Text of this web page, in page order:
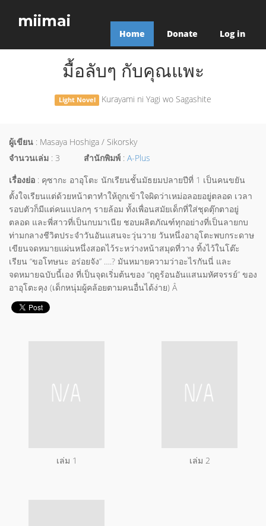
miimai
Home Donate Log in
มื้อลับๆ กับคุณแพะ
Light Novel Kurayami ni Yagi wo Sagashite
ผู้เขียน : Masaya Hoshiga / Sikorsky
จำนวนเล่ม : 3 สำนักพิมพ์ : A-Plus
เรื่องย่อ : คุซากะ อาอุโตะ นักเรียนชั้นมัธยมปลายปีที่ 1 เป็นคนขยัน
ตั้งใจเรียนแต่ด้วยหน้าตาทำให้ถูกเข้าใจผิดว่าเหม่อลอยอยู่ตลอด เวลา
รอบตัวก็มีแต่คนแปลกๆ รายล้อม ทั้งเพื่อนสมัยเด็กที่ใส่ชุดตุ๊กตาอยู่
ตลอด และพี่สาวที่เป็นกบมาเนีย ชอบผลิตภัณฑ์ทุกอย่างที่เป็นลายกบ
ท่ามกลางชีวิตประจำวันอันแสนจะวุ่นวาย วันหนึ่งอาอุโตะพบกระดาษ
เขียนจดหมายแผ่นหนึ่งสอดไว้ระหว่างหน้าสมุดที่วาง ทิ้งไว้ในโต๊ะ
เรียน “ขอโทษนะ อร่อยจัง” ….? มันหมายความว่าอะไรกันนี่ และ
จดหมายฉบับนี้เอง ที่เป็นจุดเริ่มต้นของ “ฤดูร้อนอันแสนมหัศจรรย์” ของ
อาอุโตะคุง (เด็กหนุ่มผู้คล้อยตามคนอื่นได้ง่าย) Â
เล่ม 1 เล่ม 2